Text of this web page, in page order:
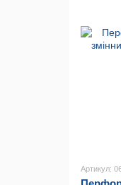
Артикул: